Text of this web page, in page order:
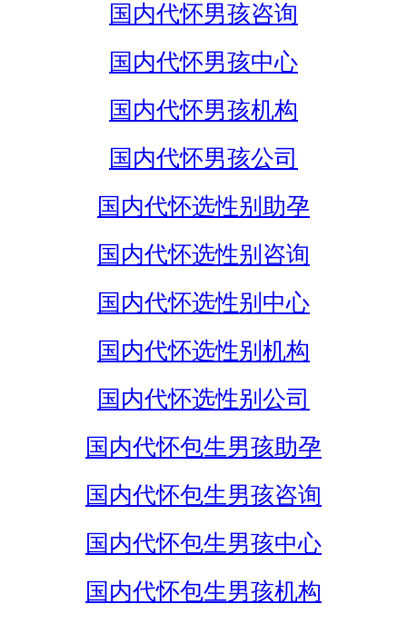
国内代怀男孩咨询
国内代怀男孩中心
国内代怀男孩机构
国内代怀男孩公司
国内代怀选性别助孕
国内代怀选性别咨询
国内代怀选性别中心
国内代怀选性别机构
国内代怀选性别公司
国内代怀包生男孩助孕
国内代怀包生男孩咨询
国内代怀包生男孩中心
国内代怀包生男孩机构